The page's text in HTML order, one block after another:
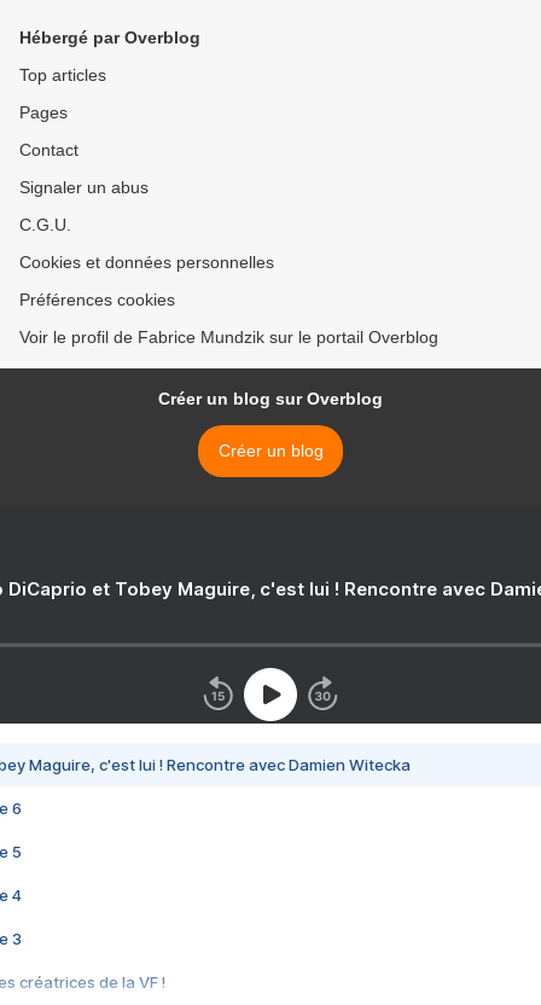
Hébergé par Overblog
Top articles
Pages
Contact
Signaler un abus
C.G.U.
Cookies et données personnelles
Préférences cookies
Voir le profil de Fabrice Mundzik sur le portail Overblog
Créer un blog sur Overblog
Créer un blog
DiCaprio et Tobey Maguire, c'est lui ! Rencontre avec
Maguire, c'est lui ! Rencontre avec Damien Witecka
6
5
4
3
créatrices de la VF !